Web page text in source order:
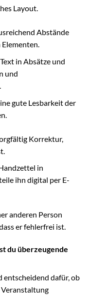
Layout.
Abstände
in Absätze und
und
gute Lesbarkeit der
Korrektur,
in
ihn digital per E-
anderen Person
er fehlerfrei ist.
du überzeugende
entscheidend dafür, ob
Veranstaltung